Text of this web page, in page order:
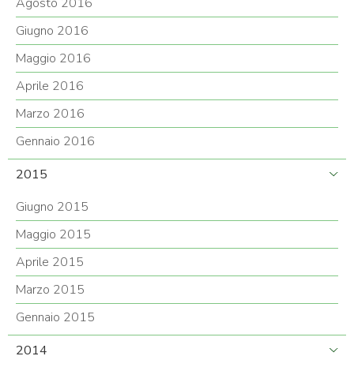
Giugno 2016
Maggio 2016
Aprile 2016
Marzo 2016
Gennaio 2016
2015
Giugno 2015
Maggio 2015
Aprile 2015
Marzo 2015
Gennaio 2015
2014